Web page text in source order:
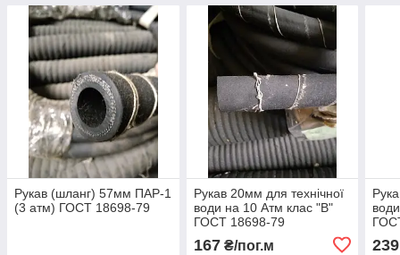
Рукав (шланг) 57мм ПАР-1
(3 атм) ГОСТ 18698-79
Рукав 20мм для технічної
води на 10 Атм клас "В"
ГОСТ 18698-79
167₴/пог.м 239